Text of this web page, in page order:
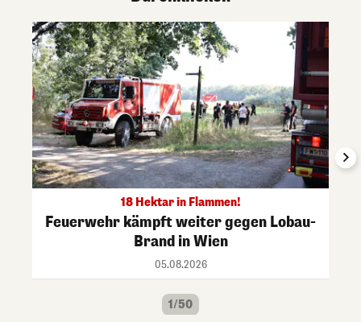
18 Hektar in Flammen!
Feuerwehr kämpft weiter gegen Lobau-
Brand in Wien
05.08.2026
1/50